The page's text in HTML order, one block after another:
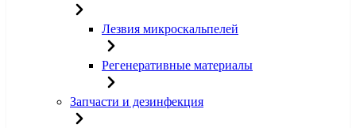
Лезвия микроскальпелей
Регенеративные материалы
Запчасти и дезинфекция